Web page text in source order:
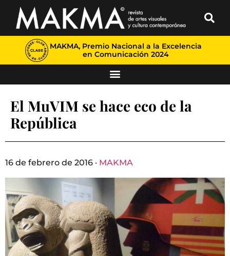
MAKMA, Premio Nacional a la Excelencia
en Comunicación 2024
El MuVIM se hace eco de la
República
16 de febrero de 2016 · MAKMA